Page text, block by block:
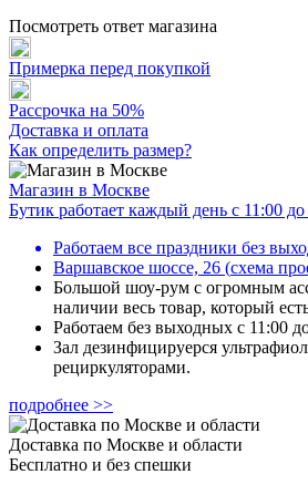
Посмотреть ответ магазина
Примерка перед покупкой
Рассрочка на 50%
Доставка и оплата
Как определить размер?
Магазин в Москве
Бутик работает каждый день с 11:00
Работаем все праздники без
Варшавское шоссе, 26 (схема
Большой шоу-рум с огромным
наличии весь товар, который
Работаем без выходных с 11:00
Зал дезинфицируерся
рециркуляторами.
подробнее >>
Доставка по Москве и области
Бесплатно и без спешки